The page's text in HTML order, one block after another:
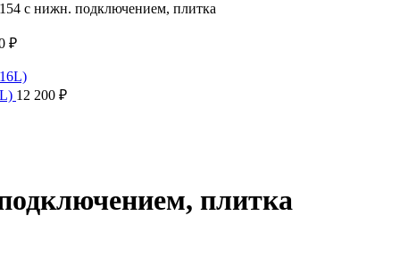
с нижн. подключением, плитка
₽
12 200 ₽
плитка